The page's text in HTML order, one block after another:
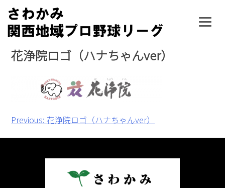
Skip
content
花浄院ロゴ（ハナちゃんver）
投
稿
Previous: 花浄院ロゴ（ハナちゃんver）